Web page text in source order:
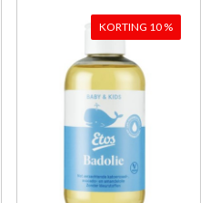
KORTING 10 %